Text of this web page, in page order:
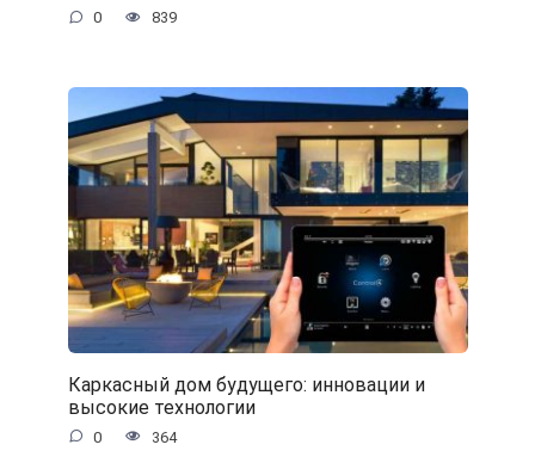
0 839
Каркасный дом будущего: инновации и
высокие технологии
0 364